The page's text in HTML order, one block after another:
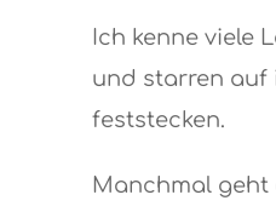
Ich kenne viele
und starren auf
feststecken.
Manchmal